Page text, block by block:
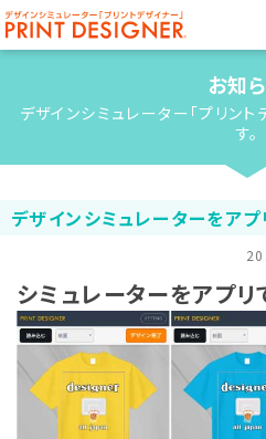
お知
デザインシミュレーター「プリン
す。
デザインシミュレーターをアプ
シミュレーターをアプリ